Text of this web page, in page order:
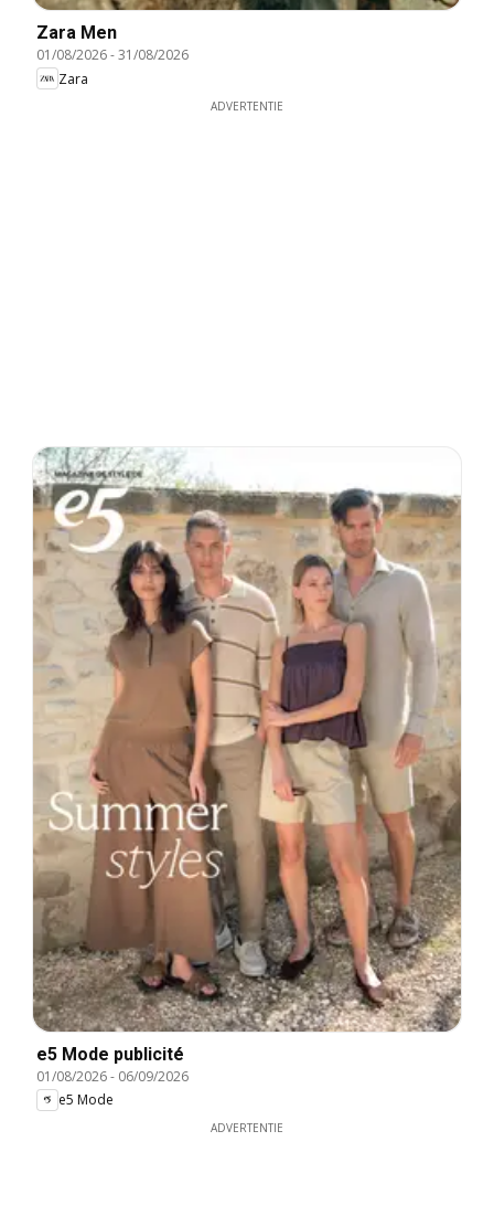
Zara Men
01/08/2026-31/08/2026
Zara
ADVERTENTIE
e5 Mode publicité
01/08/2026- 06/09/2026
e5 Mode
ADVERTENTIE